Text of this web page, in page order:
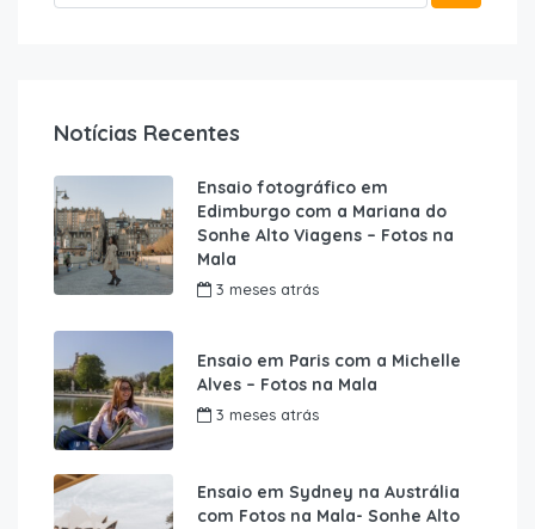
Notícias Recentes
Ensaio fotográfico em
Edimburgo com a Mariana do
Sonhe Alto Viagens – Fotos na
Mala
3 meses atrás
Ensaio em Paris com a Michelle
Alves – Fotos na Mala
3 meses atrás
Ensaio em Sydney na Austrália
com Fotos na Mala- Sonhe Alto